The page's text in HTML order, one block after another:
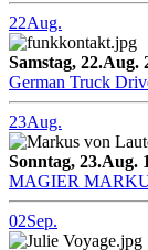
22Aug.
Samstag, 22.Aug.
German Truck
23Aug.
Sonntag, 23.Aug.
MAGIER
02Sep.